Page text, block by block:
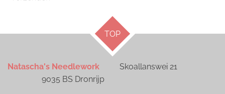
TOP
Natascha's Needlework
Skoallanswei 21
9035 BS Dronrijp